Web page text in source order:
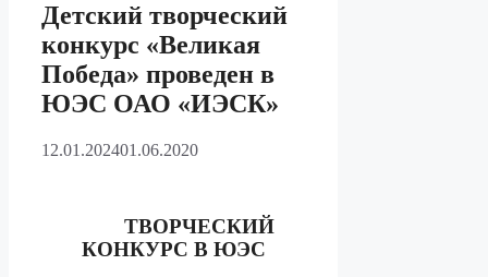
Детский творческий
конкурс «Великая
Победа» проведен в
ЮЭС ОАО «ИЭСК»
12.01.202401.06.2020
ТВОРЧЕСКИЙ
КОНКУРС В ЮЭС